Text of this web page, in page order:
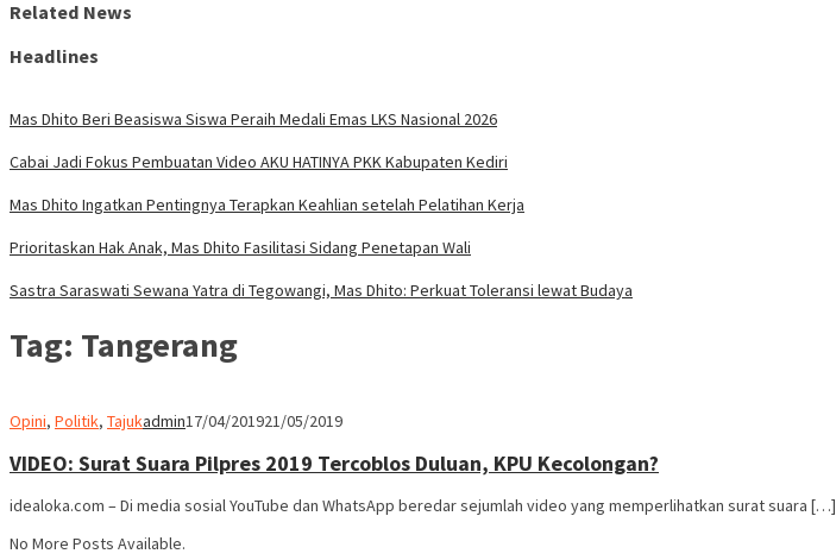
Related News
Headlines
Mas Dhito Beri Beasiswa Siswa Peraih Medali Emas LKS Nasional 2026
Cabai Jadi Fokus Pembuatan Video AKU HATINYA PKK Kabupaten Kediri
Mas Dhito Ingatkan Pentingnya Terapkan Keahlian setelah Pelatihan Kerja
Prioritaskan Hak Anak, Mas Dhito Fasilitasi Sidang Penetapan Wali
Sastra Saraswati Sewana Yatra di Tegowangi, Mas Dhito: Perkuat Toleransi lewat Budaya
Tag: Tangerang
Opini, Politik, Tajukadmin17/04/201921/05/2019
VIDEO: Surat Suara Pilpres 2019 Tercoblos Duluan, KPU Kecolongan?
idealoka.com – Di media sosial YouTube dan WhatsApp beredar sejumlah video yang memperlihatkan surat suara […]
No More Posts Available.